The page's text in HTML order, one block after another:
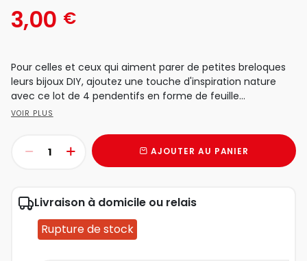
3,00 €
Pour celles et ceux qui aiment parer de petites breloques
leurs bijoux DIY, ajoutez une touche d'inspiration nature
avec ce lot de 4 pendentifs en forme de feuille...
VOIR PLUS
AJOUTER AU PANIER
Livraison à domicile ou relais
Rupture de stock